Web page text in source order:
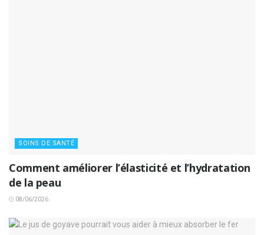
SOINS DE SANTÉ
Comment améliorer l’élasticité et l’hydratation
de la peau
08/06/2026